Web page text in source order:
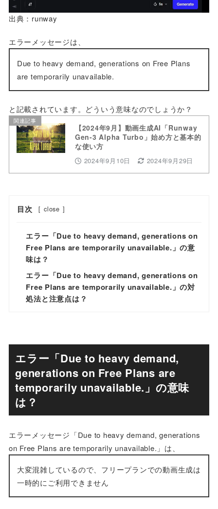
出典：runway
エラーメッセージは、
Due to heavy demand, generations on Free Plans
are temporarily unavailable.
と記載されています。どういう意味なのでしょうか？
関連記事
【2024年9月】動画生成AI「Runway
Gen-3 Alpha Turbo」始め方と基本的
な使い方
2024年9月10日 2024年9月29日
目次 [ close ]
エラー「Due to heavy demand, generations on
Free Plans are temporarily unavailable.」の意
味は？
エラー「Due to heavy demand, generations on
Free Plans are temporarily unavailable.」の対
処法と注意点は？
エラー「Due to heavy demand,
generations on Free Plans are
temporarily unavailable.」の意味
は？
エラーメッセージ「Due to heavy demand, generations
on Free Plans are temporarily unavailable.」は、
大変混雑しているので、フリープランでの動画生成は
一時的にご利用できません